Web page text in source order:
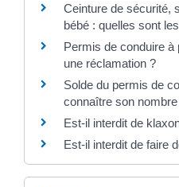
Ceinture de sécurité,
bébé : quelles sont
Permis de conduire
une réclamation ?
Solde du permis de
connaître son
Est-il interdit de
Est-il interdit de faire